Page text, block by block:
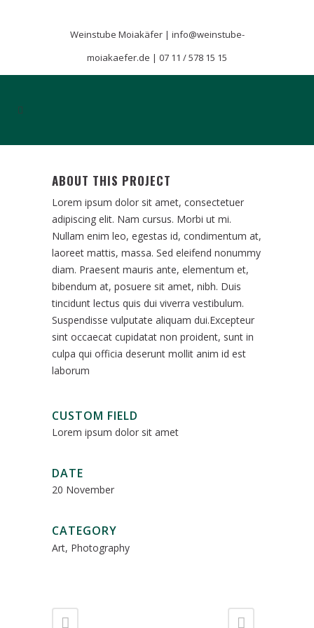
Weinstube Moiakäfer | info@weinstube-
moiakaefer.de | 07 11 / 578 15 15
ABOUT THIS PROJECT
Lorem ipsum dolor sit amet, consectetuer
adipiscing elit. Nam cursus. Morbi ut mi.
Nullam enim leo, egestas id, condimentum at,
laoreet mattis, massa. Sed eleifend nonummy
diam. Praesent mauris ante, elementum et,
bibendum at, posuere sit amet, nibh. Duis
tincidunt lectus quis dui viverra vestibulum.
Suspendisse vulputate aliquam dui.Excepteur
sint occaecat cupidatat non proident, sunt in
culpa qui officia deserunt mollit anim id est
laborum
CUSTOM FIELD
Lorem ipsum dolor sit amet
DATE
20 November
CATEGORY
Art, Photography